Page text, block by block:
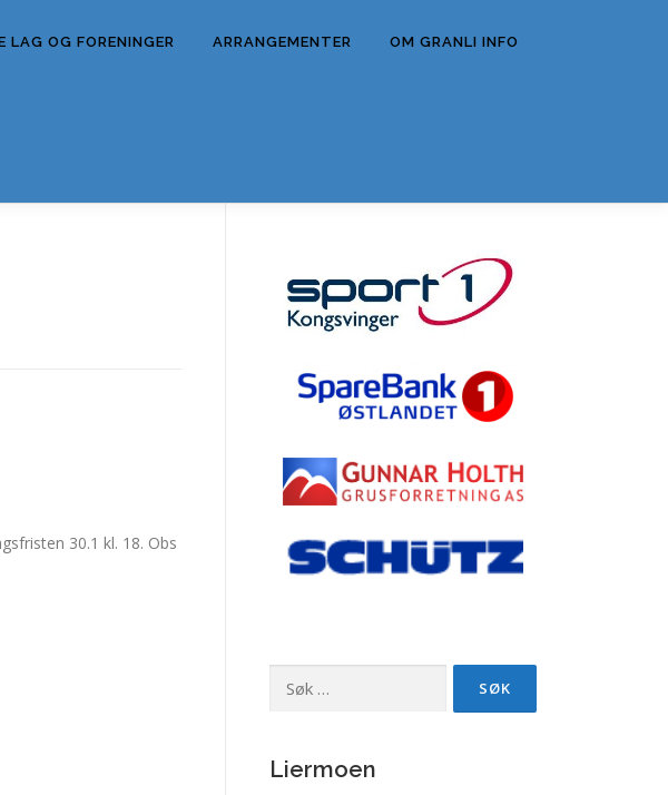
LAG OG FORENINGER ARRANGEMENTER OM GRANLI INFO
30.1 kl. 18. Obs
etter:
Liermoen